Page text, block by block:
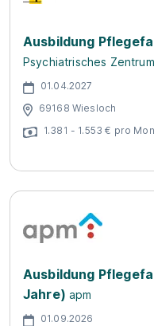
Ausbildung
Psychiatrisches
01.04.2027
69168 Wiesloch
1.381 - 1.553 € pro
Ausbildung
Jahre) apm
01.09.2026